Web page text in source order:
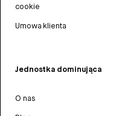
cookie
Umowa klienta
Jednostka dominująca
O nas